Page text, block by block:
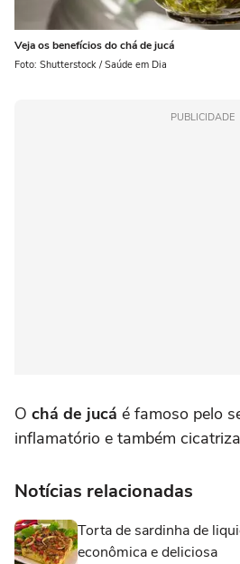
Veja os benefícios do chá de jucá
Foto: Shutterstock / Saúde em Dia
PUBLICIDADE
O chá de jucá é famoso pelo
inflamatório e também
Notícias relacionadas
Torta de sardinha de
econômica e deliciosa